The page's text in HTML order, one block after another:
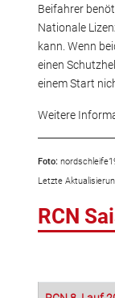
Beifahrer
Nationale
kann. Wenn
einen
einem Start
Weitere
Foto:
Letzte
RCN